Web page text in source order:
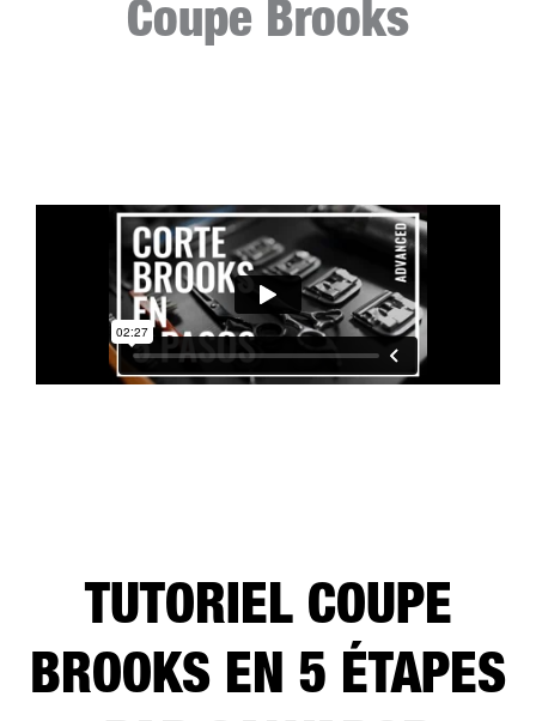
Coupe Brooks
TUTORIEL COUPE
BROOKS EN 5 ÉTAPES